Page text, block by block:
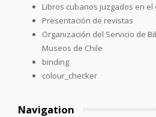
Libros cubanos juzgados en
Presentación de revistas
Organización del Servicio de
Museos de Chile
binding
colour_checker
Navigation